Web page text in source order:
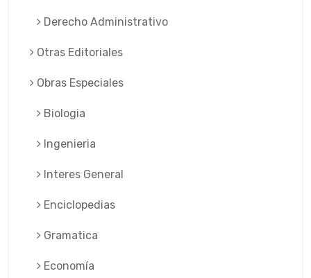
Derecho Administrativo
Otras Editoriales
Obras Especiales
Biologia
Ingenieria
Interes General
Enciclopedias
Gramatica
Economía